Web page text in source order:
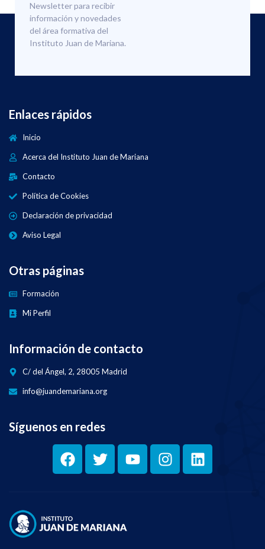
Newsletter para recibir
información y novedades
del área formativa del
Instituto Juan de Mariana.
Enlaces rápidos
Inicio
Acerca del Instituto Juan de Mariana
Contacto
Política de Cookies
Declaración de privacidad
Aviso Legal
Otras páginas
Formación
Mi Perfil
Información de contacto
C/ del Ángel, 2, 28005 Madrid
info@juandemariana.org
Síguenos en redes